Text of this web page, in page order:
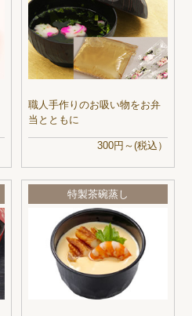
職人手作りのお吸い物をお弁
当とともに
300円～(税込）
特製茶碗蒸し